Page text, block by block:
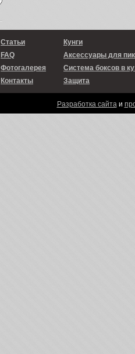
Статьи
FAQ
Фотогалерея
Контакты
Кунги
Аксессуары для
Система боксов в
Защита
Разработка сайтаи